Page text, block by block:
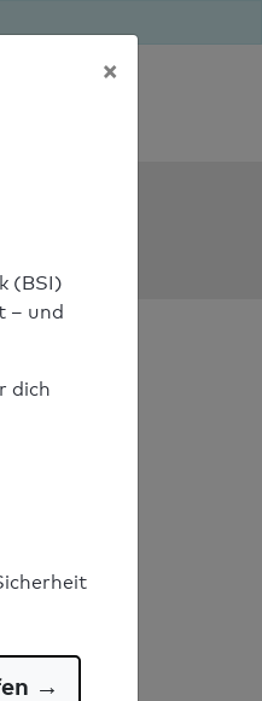
×
(BSI)
– und
dich
→